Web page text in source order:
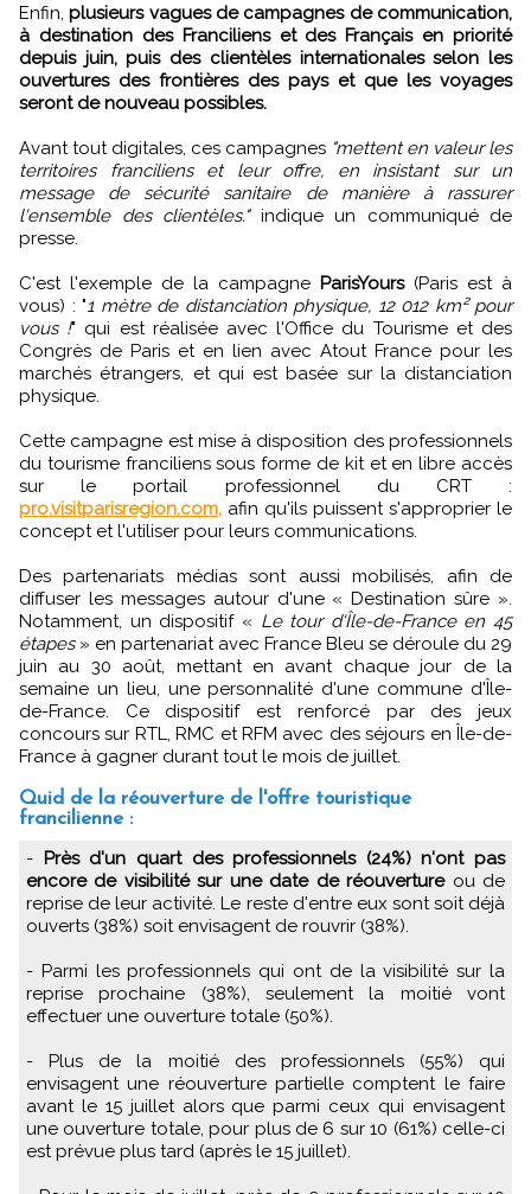
Enfin,plusieurs vagues de campagnes de communication,
à destination des Franciliens et des Français en priorité
depuis juin, puis des clientèles internationales selon les
ouvertures des frontières des pays et que les voyages
seront de nouveau possibles.
Avant tout digitales, ces campagnes "mettent en valeur les
territoires franciliens et leur offre, en insistant sur un
message de sécurité sanitaire de manière à rassurer
l'ensemble des clientèles."indique un communiqué de
presse.
C'est l'exemple de la campagne ParisYours(Paris est à
vous) : "1 mètre de distanciation physique, 12 012 km² pour
vous !" qui est réalisée avec l'Office du Tourisme et des
Congrès de Paris et en lien avec Atout France pour les
marchés étrangers, et qui est basée sur la distanciation
physique.
Cette campagne est mise à disposition des professionnels
du tourisme franciliens sous forme de kit et en libre accès
sur le portail professionnel du CRT :
pro.visitparisregion.com, afin qu'ils puissent s'approprier le
concept et l'utiliser pour leurs communications.
Des partenariats médias sont aussi mobilisés, afin de
diffuser les messages autour d'une « Destination sûre ».
Notamment, un dispositif « Le tour d'Île-de-France en 45
étapes» en partenariat avec France Bleu se déroule du 29
juin au 30 août, mettant en avant chaque jour de la
semaine un lieu, une personnalité d'une commune d'Île-
de-France. Ce dispositif est renforcé par des jeux
concours sur RTL, RMC et RFM avec des séjours en Île-de-
France à gagner durant tout le mois de juillet.
Quid de la réouverture de l'offre touristique
francilienne :
Près d'un quart des professionnels (24%) n'ont pas
encore de visibilité sur une date de réouvertureou de
reprise de leur activité. Le reste d'entre eux sont soit déjà
ouverts (38%) soit envisagent de rouvrir (38%).
- Parmi les professionnels qui ont de la visibilité sur la
reprise prochaine (38%), seulement la moitié vont
effectuer une ouverture totale (50%).
- Plus de la moitié des professionnels (55%) qui
envisagent une réouverture partielle comptent le faire
avant le 15 juillet alors que parmi ceux qui envisagent
une ouverture totale, pour plus de 6 sur 10 (61%) celle-ci
est prévue plus tard (après le 15 juillet).